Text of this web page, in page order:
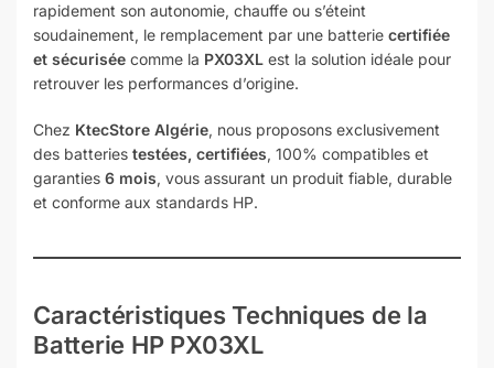
rapidement son autonomie, chauffe ou s’éteint
soudainement, le remplacement par une batterie certifiée
et sécurisée comme la PX03XL est la solution idéale pour
retrouver les performances d’origine.
Chez KtecStore Algérie, nous proposons exclusivement
des batteries testées, certifiées, 100% compatibles et
garanties 6 mois, vous assurant un produit fiable, durable
et conforme aux standards HP.
Caractéristiques Techniques de la
Batterie HP PX03XL